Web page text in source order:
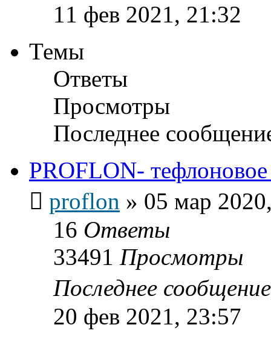
11 фев 2021, 21:32
Темы
Ответы
Просмотры
Последнее
PROFLON-
proflon » 05 мар
16 Ответы
33491 Просмотры
Последнее
20 фев 2021, 23:57